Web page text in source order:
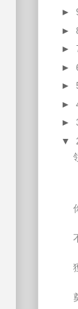
►
►
►
►
►
►
►
▼